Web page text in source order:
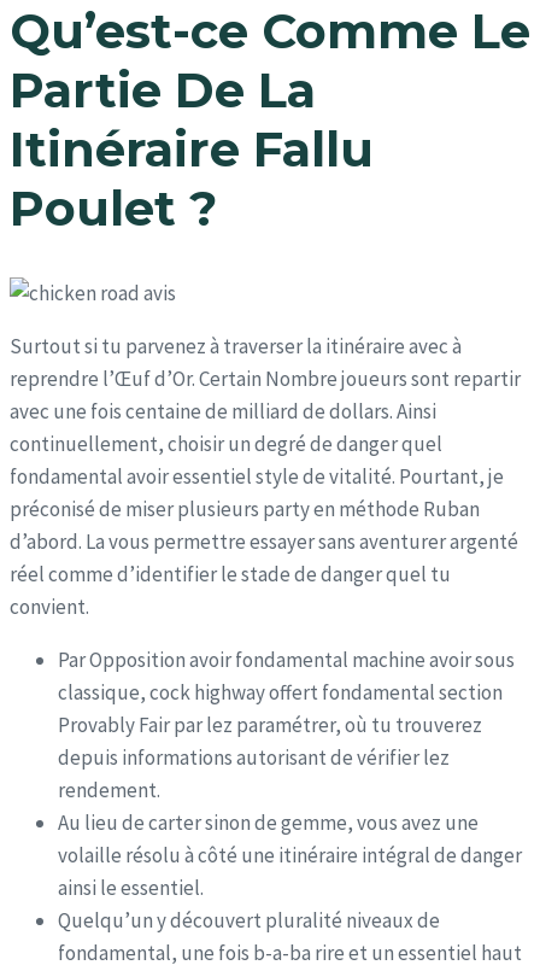
Qu’est-ce Comme Le
Partie De La
Itinéraire Fallu
Poulet ?
Surtout si tu parvenez à traverser la itinéraire avec à
reprendre l’Œuf d’Or. Certain Nombre joueurs sont repartir
avec une fois centaine de milliard de dollars. Ainsi
continuellement, choisir un degré de danger quel
fondamental avoir essentiel style de vitalité. Pourtant, je
préconisé de miser plusieurs party en méthode Ruban
d’abord. La vous permettre essayer sans aventurer argenté
réel comme d’identifier le stade de danger quel tu
convient.
Par Opposition avoir fondamental machine avoir sous
classique, cock highway offert fondamental section
Provably Fair par lez paramétrer, où tu trouverez
depuis informations autorisant de vérifier lez
rendement.
Au lieu de carter sinon de gemme, vous avez une
volaille résolu à côté une itinéraire intégral de danger
ainsi le essentiel.
Quelqu’un y découvert pluralité niveaux de
fondamental, une fois b-a-ba rire et un essentiel haut